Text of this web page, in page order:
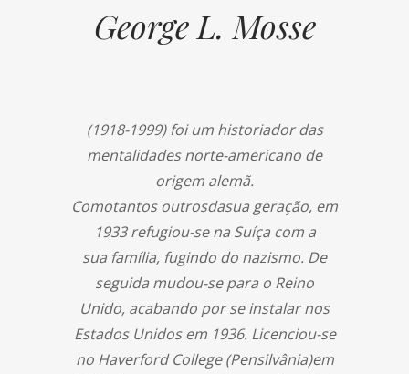
George L. Mosse
(1918-1999) foi um historiador das
mentalidades norte-americano de
origem alemã.
Comotantos outrosdasua geração, em
1933 refugiou-se na Suíça com a
sua família, fugindo do nazismo. De
seguida mudou-se para o Reino
Unido, acabando por se instalar nos
Estados Unidos em 1936. Licenciou-se
no Haverford College (Pensilvânia)em